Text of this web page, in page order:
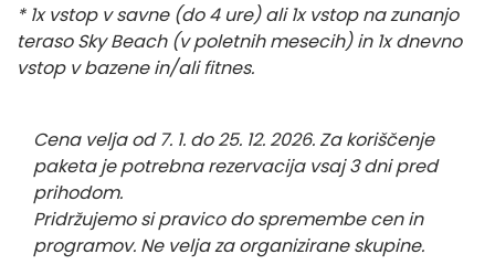
* 1x vstop v savne (do 4 ure) ali 1x vstop na zunanjo
teraso Sky Beach (v poletnih mesecih) in 1x dnevno
vstop v bazene in/ali fitnes.
Cena velja od 7. 1. do 25. 12. 2026. Za koriščenje
paketa je potrebna rezervacija vsaj 3 dni pred
prihodom.
Pridržujemo si pravico do spremembe cen in
programov. Ne velja za organizirane skupine.